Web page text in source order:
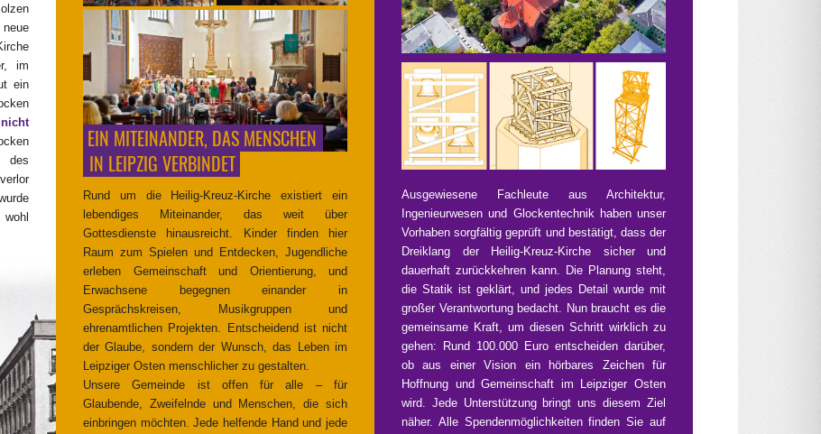
im
ein
des
EIN MITEINANDER, DAS MENSCHEN
IN LEIPZIG VERBINDET
Rund um die Heilig‑Kreuz‑Kirche existiert ein
lebendiges Miteinander, das weit über
Gottesdienste hinausreicht. Kinder finden hier
Raum zum Spielen und Entdecken, Jugendliche
erleben Gemeinschaft und Orientierung, und
Erwachsene begegnen einander in
Gesprächskreisen, Musikgruppen und
ehrenamtlichen Projekten. Entscheidend ist nicht
der Glaube, sondern der Wunsch, das Leben im
Leipziger Osten menschlicher zu gestalten.
Unsere Gemeinde ist offen für alle – für
Glaubende, Zweifelnde und Menschen, die sich
einbringen möchten. Jede helfende Hand und jede
Ausgewiesene Fachleute aus Architektur,
Ingenieurwesen und Glockentechnik haben unser
Vorhaben sorgfältig geprüft und bestätigt, dass der
Dreiklang der Heilig‑Kreuz‑Kirche sicher und
dauerhaft zurückkehren kann. Die Planung steht,
die Statik ist geklärt, und jedes Detail wurde mit
großer Verantwortung bedacht. Nun braucht es die
gemeinsame Kraft, um diesen Schritt wirklich zu
gehen: Rund 100.000 Euro entscheiden darüber,
ob aus einer Vision ein hörbares Zeichen für
Hoffnung und Gemeinschaft im Leipziger Osten
wird. Jede Unterstützung bringt uns diesem Ziel
näher. Alle Spendenmöglichkeiten finden Sie auf